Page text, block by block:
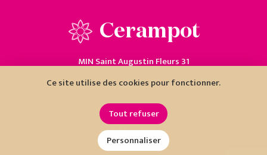
Cerampot
MIN Saint Augustin Fleurs 31
04 93 18 80 10
Ce site utilise des cookies pour fonctionner.
Tout refuser
Personnaliser